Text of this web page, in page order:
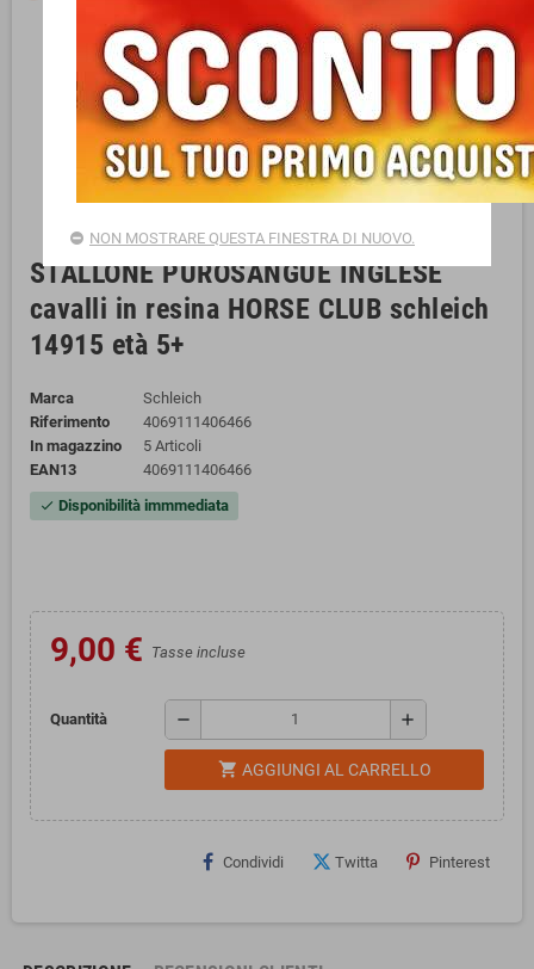
STALLONE PUROSANGUE INGLESE
cavalli in resina HORSE CLUB schleich
14915 età 5+
Marca
Schleich
Riferimento
4069111406466
In magazzino
5 Articoli
EAN13
4069111406466
check Disponibilità immmediata
9,00 € Tasse incluse
Quantità remove add
shopping_cart AGGIUNGI AL CARRELLO
Condividi Twitta Pinterest
NON MOSTRARE QUESTA FINESTRA DI NUOVO.